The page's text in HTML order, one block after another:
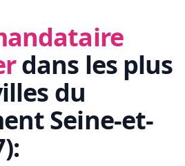
dans les plus
du
Seine-et-
):